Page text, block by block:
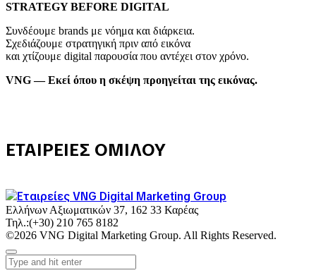
STRATEGY BEFORE DIGITAL
Συνδέουμε brands με νόημα και διάρκεια.
Σχεδιάζουμε στρατηγική πριν από εικόνα
και χτίζουμε digital παρουσία που αντέχει στον χρόνο.
VNG — Εκεί όπου η σκέψη προηγείται της εικόνας.
ΕΤΑΙΡΕΙΕΣ ΟΜΙΛΟΥ
Ελλήνων Αξιωματικών 37, 162 33 Καρέας
Τηλ.:(+30) 210 765 8182
©2026 VNG Digital Marketing Group. All Rights Reserved.